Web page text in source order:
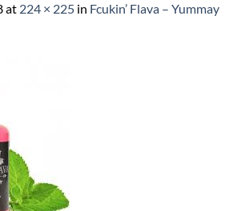
at 224 × 225 in Fcukin’ Flava – Yummay